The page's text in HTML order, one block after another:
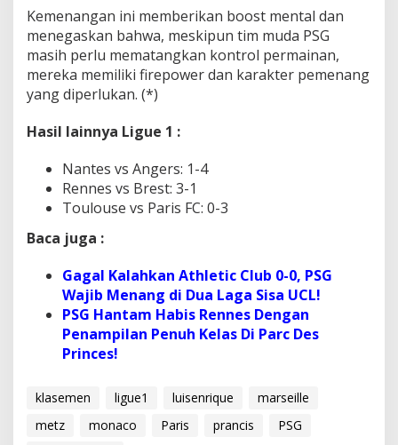
Kemenangan ini memberikan boost mental dan
menegaskan bahwa, meskipun tim muda PSG
masih perlu mematangkan kontrol permainan,
mereka memiliki firepower dan karakter pemenang
yang diperlukan. (*)
Hasil lainnya Ligue 1 :
Nantes vs Angers: 1-4
Rennes vs Brest: 3-1
Toulouse vs Paris FC: 0-3
Baca juga :
Gagal Kalahkan Athletic Club 0-0, PSG
Wajib Menang di Dua Laga Sisa UCL!
PSG Hantam Habis Rennes Dengan
Penampilan Penuh Kelas Di Parc Des
Princes!
klasemen ligue1 luisenrique
marseille
metz
monaco Paris prancis
PSG